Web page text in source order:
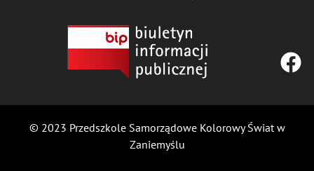
© 2023 Przedszkole Samorządowe Kolorowy Świat w
Zaniemyślu